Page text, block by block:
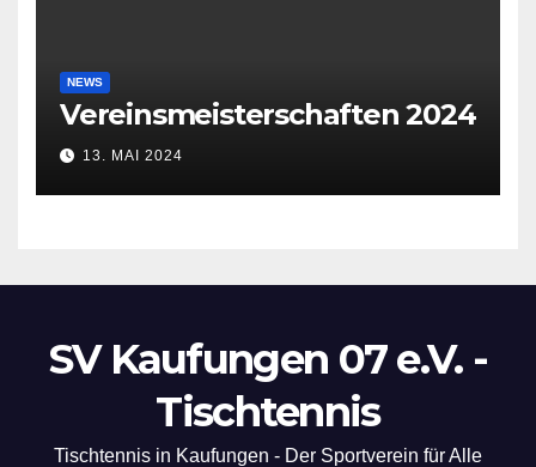
NEWS
Vereinsmeisterschaften 2024
13. MAI 2024
SV Kaufungen 07 e.V. -
Tischtennis
Tischtennis in Kaufungen - Der Sportverein für Alle